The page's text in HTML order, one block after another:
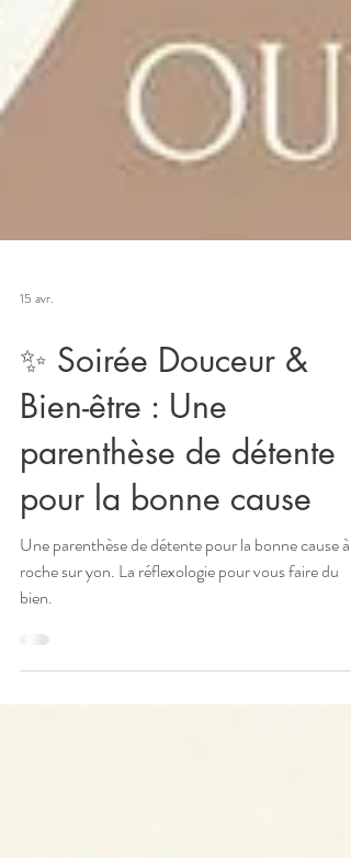
15 avr.
✨ Soirée Douceur &
Bien-être : Une
parenthèse de détente
pour la bonne cause
Une parenthèse de détente pour la bonne cause à la
roche sur yon. La réflexologie pour vous faire du